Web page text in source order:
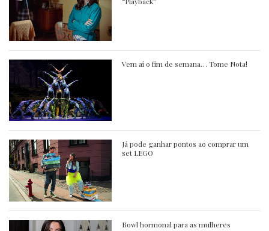
Vem aí o fim de semana… Tome Nota!
Já pode ganhar pontos ao comprar um
set LEGO
Bowl hormonal para as mulheres